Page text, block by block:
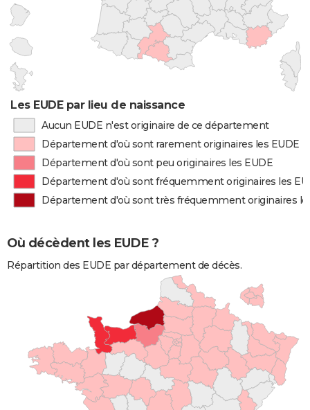
Les EUDE par lieu de naissance
Aucun EUDE n'est originaire de ce département
Département d'où sont rarement originaires les EUDE
Département d'où sont peu originaires les EUDE
Département d'où sont fréquemment originaires les
Département d'où sont très fréquemment originaires
Où décèdent les EUDE ?
Répartition des EUDE par département de décès.